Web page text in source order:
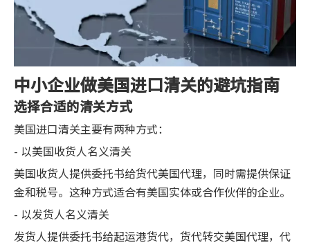
中小企业做美国进口清关的避坑指南
选择合适的清关方式
美国进口清关主要有两种方式：
- 以美国收货人名义清关
美国收货人提供委托书给货代美国代理，同时需提供保证
金和税号。这种方式适合有美国实体或合作伙伴的企业。
- 以发货人名义清关
发货人提供委托书给起运港货代，货代转交美国代理，代